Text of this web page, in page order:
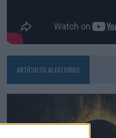
ARTÍCULOS ALEATORIOS